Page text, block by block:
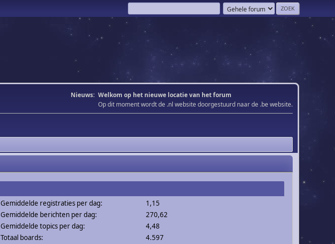
Nieuws: Welkom op het nieuwe locatie van het forum
Op dit moment wordt de .nl website doorgestuurd naar de .be website.
Gemiddelde registraties per dag:
1,15
Gemiddelde berichten per dag:
270,62
Gemiddelde topics per dag:
4,48
Totaal boards:
4.597